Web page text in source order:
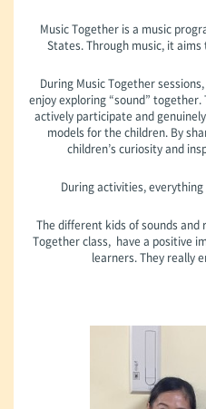
Music Together is a music
States. Through music, it
During Music Together
enjoy exploring “sound”
actively participate and
models for the children. By
children’s curiosity and
During activities,
The different kids of sounds
Together class, have a positive
learners. They really